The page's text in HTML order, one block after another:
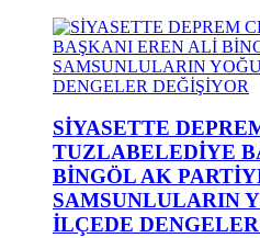
SİYASETTE
TUZLABELEDİYE
BİNGÖL AK
SAMSUNLULARIN
İLÇEDE